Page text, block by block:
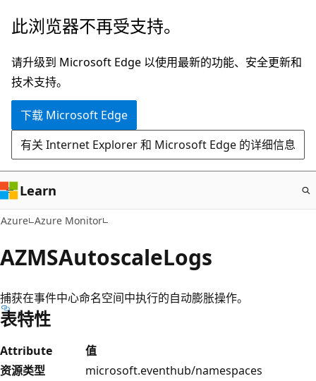
跳
主
要
内
此浏览器不再受支持。
请升级到 Microsoft Edge 以使用最新的功能、安全更新和
技术支持。
下载 Microsoft Edge
有关 Internet Explorer 和 Microsoft Edge 的详细信息
Learn
Azure Azure Monitor
AZMSAutoscaleLogs
捕获在事件中心命名空间中执行的自动膨胀操作。
表特性
Attribute
值
资源类型
microsoft.eventhub/namespaces